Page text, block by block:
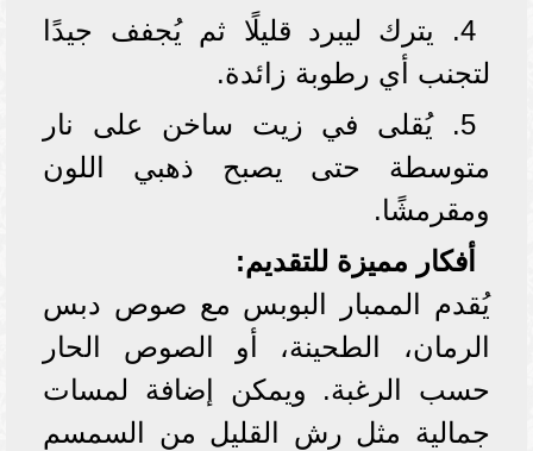
4. يترك ليبرد قليلًا ثم يُجفف جيدًا
لتجنب أي رطوبة زائدة.
5. يُقلى في زيت ساخن على نار
متوسطة حتى يصبح ذهبي اللون
ومقرمشًا.
أفكار مميزة للتقديم:
يُقدم الممبار البوبس مع صوص دبس
الرمان، الطحينة، أو الصوص الحار
حسب الرغبة. ويمكن إضافة لمسات
جمالية مثل رش القليل من السمسم